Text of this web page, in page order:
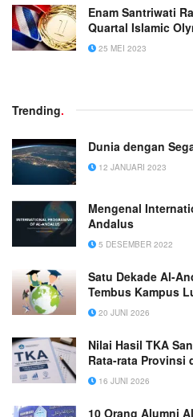
Enam Santriwati
Quartal Islamic
25 MEI 2023
Trending.
Dunia dengan
12 JANUARI 2023
Mengenal
Andalus
5 DESEMBER 2022
Satu Dekade Al-
Tembus Kampus
20 JUNI 2026
Nilai Hasil TKA
Rata-rata Provinsi
16 JUNI 2026
10 Orang Alumni